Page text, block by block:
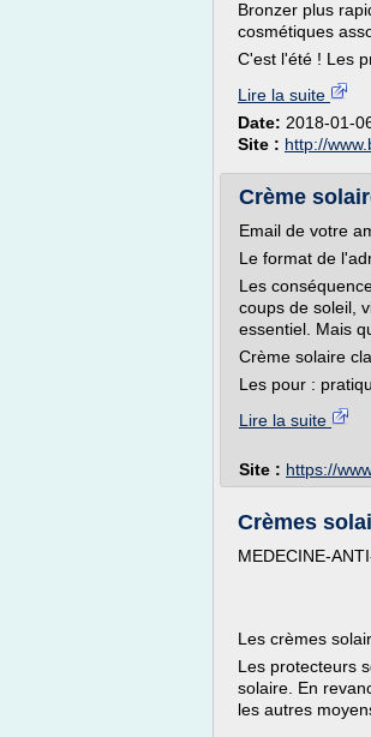
Bronzer plus
cosmétiques
C'est l'été ! Les
Lire la suite
Date: 2018-01-
Site : http://
Crème
Email de votre
Le format de
Les
coups de soleil,
essentiel. Mais
Crème solaire
Les pour :
Lire la suite
Site : https://
Crèmes
MEDECINE-
Les crèmes
Les protecteurs
solaire. En
les autres